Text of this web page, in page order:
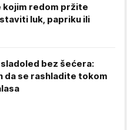
kojim redom pržite
luk, papriku ili
bez šećera:
da se rashladite tokom